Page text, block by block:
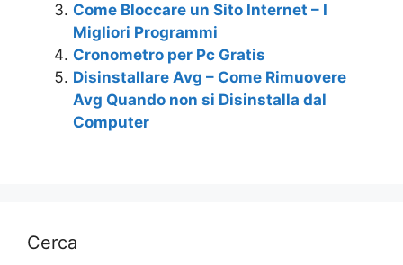
Come Bloccare un Sito Internet – I
Migliori Programmi
Cronometro per Pc Gratis
Disinstallare Avg – Come Rimuovere
Avg Quando non si Disinstalla dal
Computer
Cerca